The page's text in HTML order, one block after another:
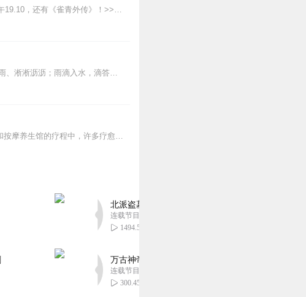
奇喵宇宙力作——《猫天一的英雄之路》一起收听少年猫天一的成长之路！每天下午19.10，还有《雀青外传》！>>>点击收听《狐伊丝2：万千世界》，追寻魔法少女的异世...
本专辑，是张玎为您千挑万选的“雨声”。每条音频1小时，中间没有打扰。有轻柔细雨、淅淅沥沥；雨滴入水，滴答作响；隐隐雷声，隆隆为伴；流水潺潺，映入耳畔。这里没有音...
2块钱，你能得到什么？▼1次全身心的深度按摩钵目前已广泛地被应用于美容Spa和按摩养生馆的疗程中，许多疗愈师使用铜钵在身体上，发现5分钟铜钵按摩的深度放松，效...
北派盗墓笔记丨头陀渊出品丨悬疑灵异丨摸金校尉
连载节目超四百集
1494.56万
万古神帝丨玄幻丨热血丨紫襟团队演播丨多人有声
连载节目超二百集
300.45万